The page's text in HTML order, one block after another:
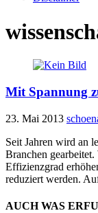
Mit Spannung
23. Mai 2013
Seit Jahren wird an
Branchen
Effizienzgrad
reduziert werden.
AUCH WAS